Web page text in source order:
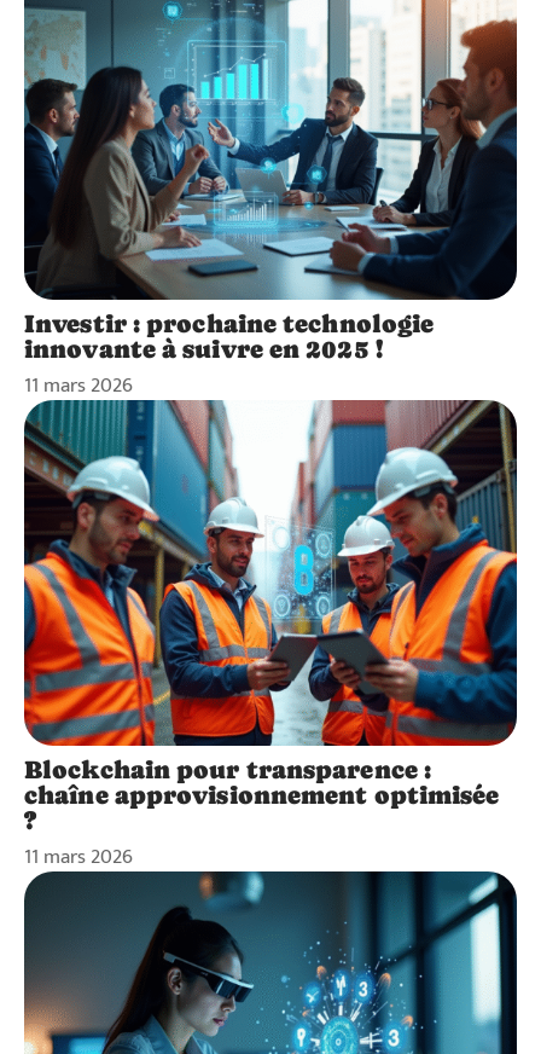
Investir : prochaine technologie
innovante à suivre en 2025 !
11 mars 2026
Blockchain pour transparence :
chaîne approvisionnement optimisée
?
11 mars 2026